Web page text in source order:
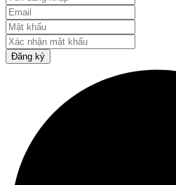
Đăng ký